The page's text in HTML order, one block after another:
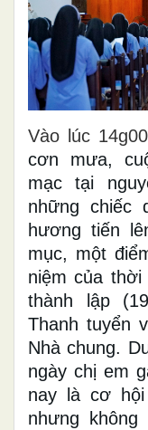
Vào lúc
cơn mưa,
mạc tại
những chiếc
hương tiến
mục, một
niệm của
thành lập
Thanh tuyển
Nhà chung.
ngày chị em
nay là cơ
nhưng